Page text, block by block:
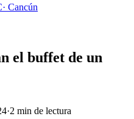
· Cancún
el buffet de un
·2 min de lectura